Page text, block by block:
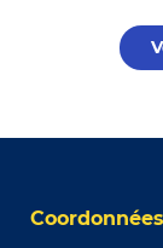
Coordonnées